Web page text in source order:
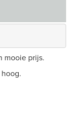
mooie prijs.